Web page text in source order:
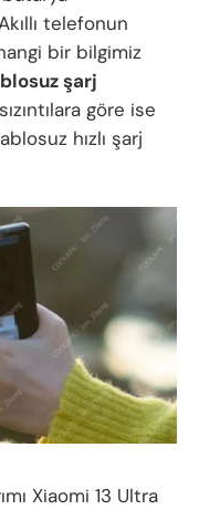
telefonun
bir bilgimiz
şarj
göre ise
hızlı şarj
Xiaomi 13 Ultra